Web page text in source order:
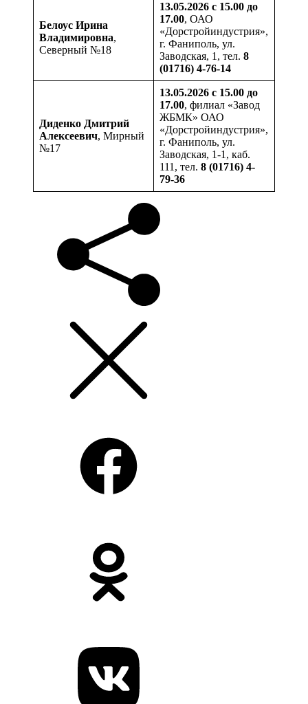
Белоус Ирина
Владимировна,
Северный №18
13.05.2026 с 15.00 до
17.00, ОАО
«Дорстройиндустрия»,
г. Фаниполь, ул.
Заводская, 1, тел. 8
(01716) 4-76-14
Диденко Дмитрий
Алексеевич, Мирный
№17
13.05.2026 с 15.00 до
17.00, филиал «Завод
ЖБМК» ОАО
«Дорстройиндустрия»,
г. Фаниполь, ул.
Заводская, 1-1, каб.
111, тел. 8 (01716) 4-
79-36